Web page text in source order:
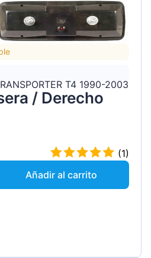
T4 1990-2003
/ Derecho
(1)
Añadir al carrito